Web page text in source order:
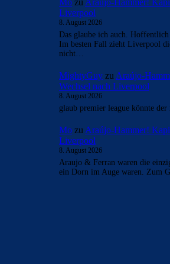
- Anzeige -
AKTUELLE USER-KOMMENTARE
Cule777zu Barça mit Rodri
– Vollzug am Wochenende?
8. August 2026
Am Samstagmorgen, vor dem
Nottingham Forest und Udinese
Venedigen, ist die große
BojanzuAraújo-Hammer!
Liverpool
8. August 2026
ich hab sooooo ein krasses